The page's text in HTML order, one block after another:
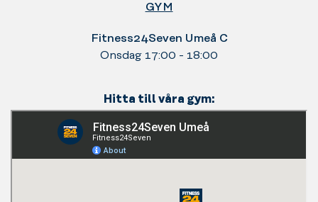
GYM
Fitness24Seven Umeå C
Onsdag 17:00 - 18:00
Hitta till våra gym: